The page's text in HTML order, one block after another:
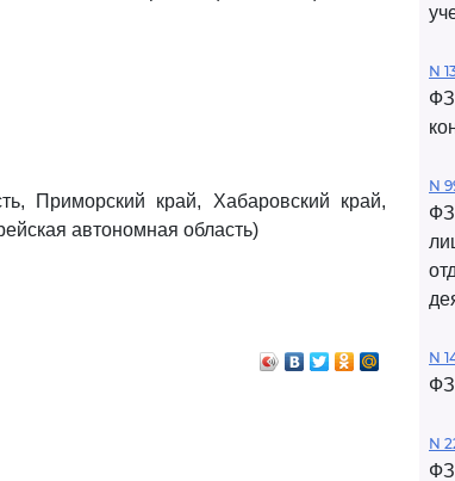
Приморский край, Хабаровский край,
автономная область)
N
N
N
N
ФЗ